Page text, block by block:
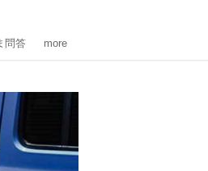
問答 more